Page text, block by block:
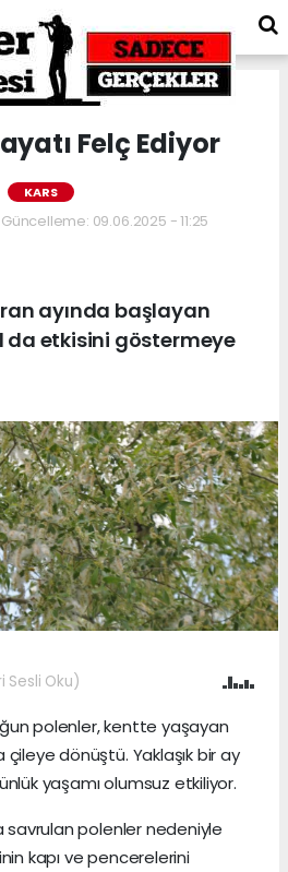
Felç Ediyor
KARS
09.06.2025 - 11:25
ayında başlayan
da etkisini göstermeye
Sesli Oku)
polenler, kentte yaşayan
dönüştü. Yaklaşık bir ay
yaşamı olumsuz etkiliyor.
polenler nedeniyle
kapı ve pencerelerini